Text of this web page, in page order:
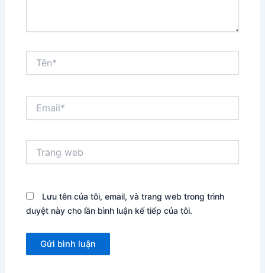
web
Lưu tên của tôi, email, và trang web trong trình
duyệt này cho lần bình luận kế tiếp của tôi.